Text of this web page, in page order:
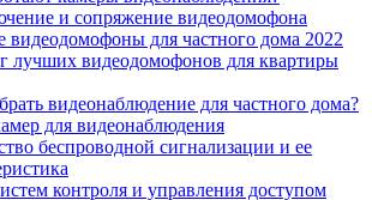
и сопряжение видеодомофона
видеодомофоны для частного дома 2022
лучших видеодомофонов для квартиры
видеонаблюдение для частного дома?
для видеонаблюдения
беспроводной сигнализации и ее
контроля и управления доступом